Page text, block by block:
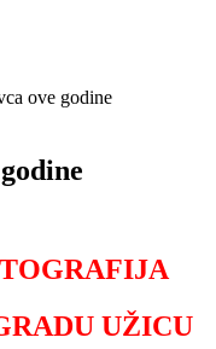
ove godine
UŽICU